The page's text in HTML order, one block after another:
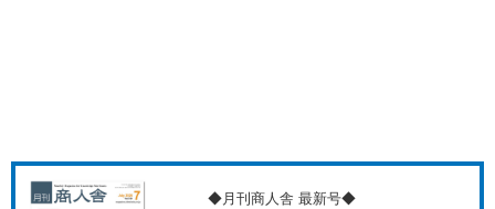
◆月刊商人舎 最新号◆